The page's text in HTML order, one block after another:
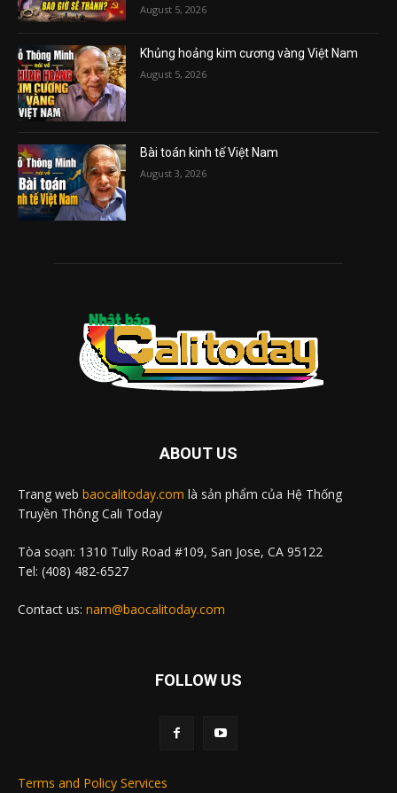
August 5, 2026
Khủng hoảng kim cương vàng Việt Nam
August 5, 2026
Bài toán kinh tế Việt Nam
August 3, 2026
ABOUT US
Trang web baocalitoday.com là sản phẩm của Hệ Thống
Truyền Thông Cali Today
Tòa soạn: 1310 Tully Road #109, San Jose, CA 95122
Tel: (408) 482-6527
Contact us: nam@baocalitoday.com
FOLLOW US
Terms and Policy Services